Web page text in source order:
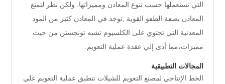
التي نستعملها حسب تنوع المعادن ومميزاتها. ولكن نظر لتمتع
المعادن بصفة الطفو القوية ,توجد في المعادن كثير من المود
المعدنية التي تحتوي على الكلسيوم تشبه تونجستن من حيث
مميزات،مما أدى إلي عقدة عملية التعويم.
المجالات التطبيقية
الخط الإنتاجي لمصنع التعويم للشيلات تتطبق عملية التعويم علي